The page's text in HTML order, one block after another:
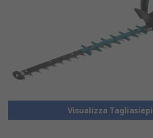
Visualizza Tagliasiepi